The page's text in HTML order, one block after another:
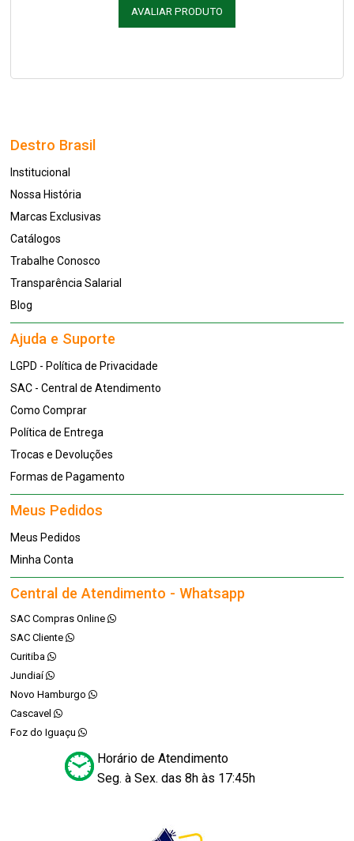
AVALIAR PRODUTO
Destro Brasil
Institucional
Nossa História
Marcas Exclusivas
Catálogos
Trabalhe Conosco
Transparência Salarial
Blog
Ajuda e Suporte
LGPD - Política de Privacidade
SAC - Central de Atendimento
Como Comprar
Política de Entrega
Trocas e Devoluções
Formas de Pagamento
Meus Pedidos
Meus Pedidos
Minha Conta
Central de Atendimento - Whatsapp
SAC Compras Online
SAC Cliente
Curitiba
Jundiaí
Novo Hamburgo
Cascavel
Foz do Iguaçu
Horário de Atendimento
Seg. à Sex. das 8h às 17:45h